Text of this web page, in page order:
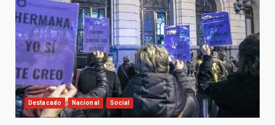
Destacado Nacional Social